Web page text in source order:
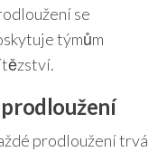
se
týmům
prodloužení trvá